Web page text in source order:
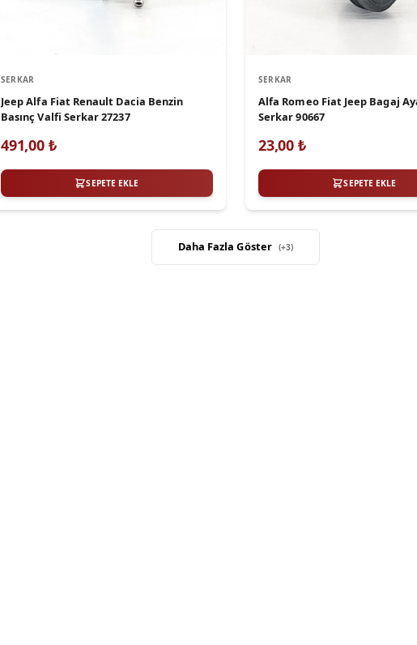
SERKAR
Jeep Alfa Fiat Renault Dacia Benzin
Basınç Valfi Serkar 27237
491,00₺
SEPETE EKLE
SERKAR
Alfa Romeo Fiat Jeep Bagaj
Serkar 90667
23,00 ₺
SEPETE EKLE
Daha Fazla Göster (+3)